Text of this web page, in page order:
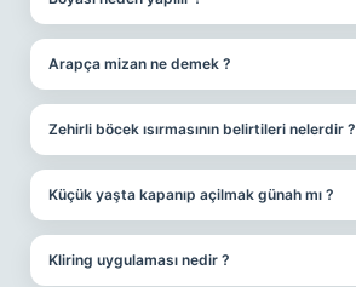
Arapça mizan ne demek ?
Zehirli böcek ısırmasının belirtileri nelerdir ?
Küçük yaşta kapanıp açilmak günah mı ?
Kliring uygulaması nedir ?